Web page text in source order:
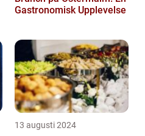
Gastronomisk Upplevelse
13 augusti 2024